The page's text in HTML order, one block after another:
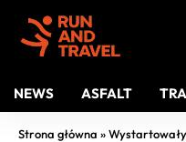
NEWS ASFALT
Strona główna »Wystartowały zapisy